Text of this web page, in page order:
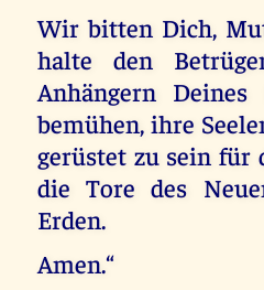
Wir bitten Dich,
halte den
Anhängern
bemühen, ihre
gerüstet zu sein
die Tore des
Erden.
Amen.“